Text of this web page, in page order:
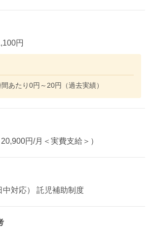
円
あたり0円～20円（過去実績）
円/月＜実費支給＞）
中対応） 託児補助制度